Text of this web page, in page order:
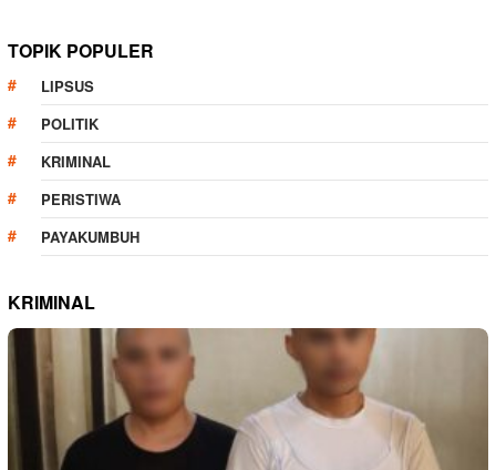
TOPIK POPULER
LIPSUS
POLITIK
KRIMINAL
PERISTIWA
PAYAKUMBUH
KRIMINAL